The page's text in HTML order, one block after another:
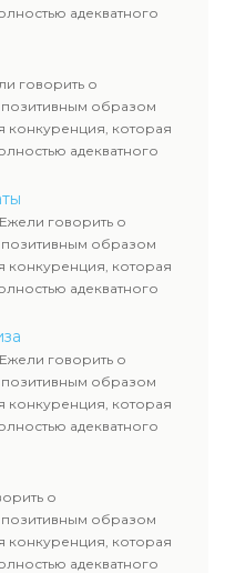
адекватного
говорить о
позитивным образом
конкуренция, которая
адекватного
говорить о
позитивным образом
конкуренция, которая
адекватного
говорить о
позитивным образом
конкуренция, которая
адекватного
о
позитивным образом
конкуренция, которая
адекватного